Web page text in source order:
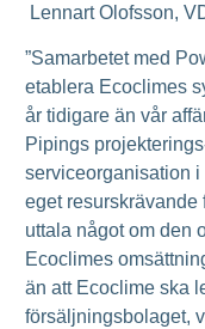
Lennart Olofsson,
”Samarbetet med
etablera Ecoclimes
år tidigare än vår
Pipings
serviceorganisation i
eget resurskrävande
uttala något om den
Ecoclimes
än att Ecoclime ska
försäljningsbolaget,